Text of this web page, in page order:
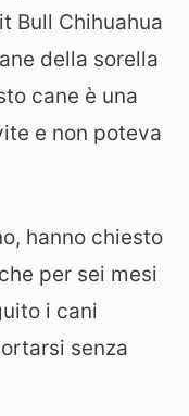
Bull Chihuahua
della sorella
cane è una
e non poteva
hanno chiesto
per sei mesi
i cani
senza